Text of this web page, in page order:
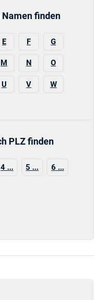
finden
E F G
M N O
U V W
PLZ finden
4 5 6